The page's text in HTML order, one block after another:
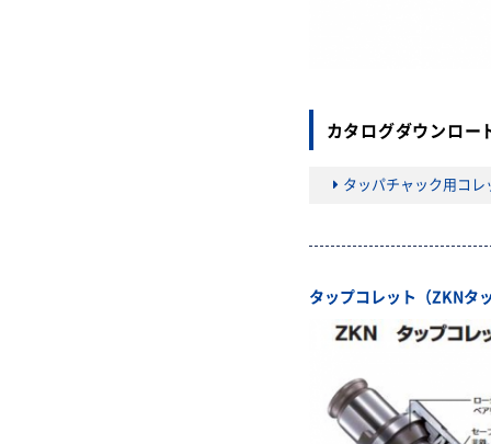
カタログダウンロー
タッパチャック用コレ
タップコレット（ZKNタ